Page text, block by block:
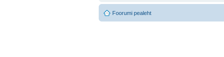
Foorumi pealeht